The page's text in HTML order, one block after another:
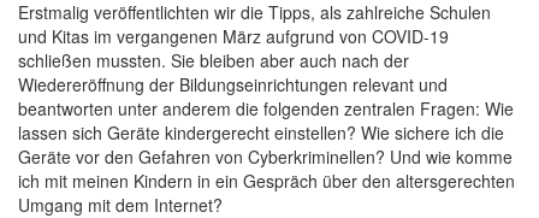
Erstmalig veröffentlichten wir die Tipps, als zahlreiche Schulen
und Kitas im vergangenen März aufgrund von COVID-19
schließen mussten. Sie bleiben aber auch nach der
Wiedereröffnung der Bildungseinrichtungen relevant und
beantworten unter anderem die folgenden zentralen Fragen: Wie
lassen sich Geräte kindergerecht einstellen? Wie sichere ich die
Geräte vor den Gefahren von Cyberkriminellen? Und wie komme
ich mit meinen Kindern in ein Gespräch über den altersgerechten
Umgang mit dem Internet?